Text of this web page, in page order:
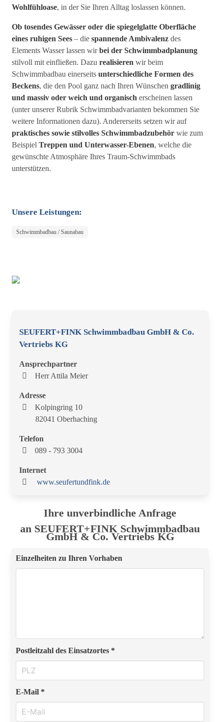
Wohlfühloase, in der Sie Ihren Alltag loslassen können.
Ob tosendes Gewässer oder die spiegelglatte Oberfläche
eines ruhigen Sees – die spannende Ambivalenz des
Elements Wasser lassen wirbei der Schwimmbadplanung
stilvoll mit einfließen. Dazu realisieren wir beim
Schwimmbadbau einerseits unterschiedliche Formen des
Beckens, die den Pool ganz nach Ihren Wünschen gradlinig
und massiv oder weich und organisch erscheinen lassen
(unter unserer Rubrik Schwimmbadvarianten bekommen Sie
weitere Informationen dazu). Andererseits setzen wir auf
praktisches sowie stilvolles Schwimmbadzubehör wie zum
Beispiel Treppen und Unterwasser-Ebenen, welche die
gewünschte Atmosphäre Ihres Traum-Schwimmbads
unterstützen.
Unsere Leistungen:
Schwimmbadbau / Saunabau
SEUFERT+FINK Schwimmbadbau GmbH & Co.
Vertriebs KG
Ansprechpartner
Herr Attila Meier
Adresse
Kolpingring 10
82041 Oberhaching
Telefon
089 - 793 3004
Internet
www.seufertundfink.de
Ihre unverbindliche Anfrage
an SEUFERT+FINK Schwimmbadbau
GmbH & Co. Vertriebs KG
Einzelheiten zu Ihren Vorhaben
Postleitzahl des Einsatzortes *
E-Mail *